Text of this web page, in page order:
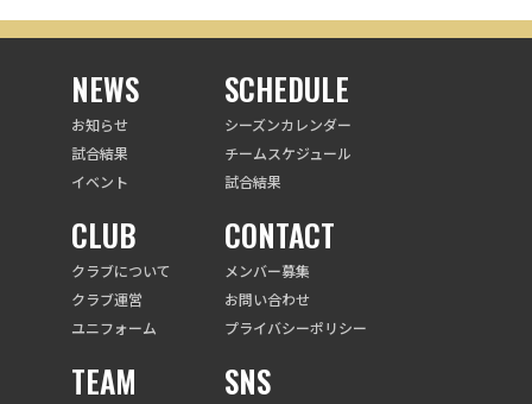
NEWS
お知らせ
試合結果
イベント
CLUB
クラブについて
クラブ運営
ユニフォーム
TEAM
SCHEDULE
シーズンカレンダー
チームスケジュール
試合結果
CONTACT
メンバー募集
お問い合わせ
プライバシーポリシー
SNS